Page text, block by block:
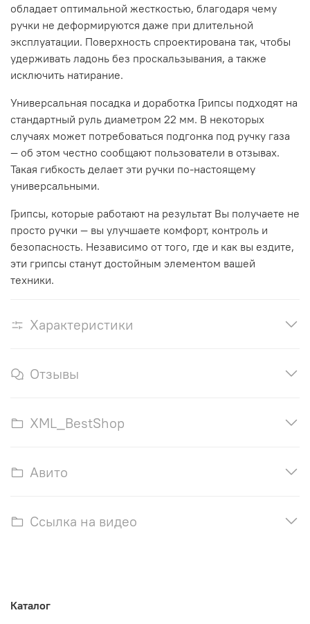
обладает оптимальной жесткостью, благодаря чему
ручки не деформируются даже при длительной
эксплуатации. Поверхность спроектирована так, чтобы
удерживать ладонь без проскальзывания, а также
исключить натирание.
Универсальная посадка и доработка Грипсы подходят на
стандартный руль диаметром 22 мм. В некоторых
случаях может потребоваться подгонка под ручку газа
— об этом честно сообщают пользователи в отзывах.
Такая гибкость делает эти ручки по-настоящему
универсальными.
Грипсы, которые работают на результат Вы получаете не
просто ручки — вы улучшаете комфорт, контроль и
безопасность. Независимо от того, где и как вы ездите,
эти грипсы станут достойным элементом вашей
техники.
Характеристики
Отзывы
XML_BestShop
Авито
Ссылка на видео
Каталог